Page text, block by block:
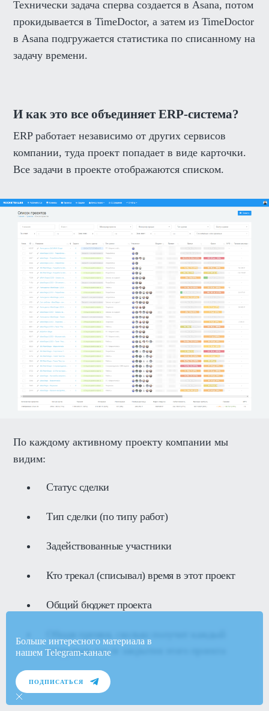
Технически задача сперва создается в Asana, потом
прокидывается в TimeDoctor, а затем из TimeDoctor
в Asana подгружается статистика по списанному на
задачу времени.
И как это все объединяет ERP-система?
ERP работает независимо от других сервисов
компании, туда проект попадает в виде карточки.
Все задачи в проекте отображаются списком.
По каждому активному проекту компании мы
видим:
Статус сделки
Тип сделки (по типу работ)
Задействованные участники
Кто трекал (списывал) время в этот проект
Общий бюджет проекта
сотрудник после закрытия этого проекта
Больше интересного материала в
нашем Telegram-канале
ПОДПИСАТЬСЯ